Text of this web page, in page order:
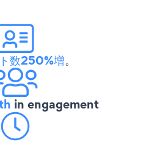
数250%増。
in engagement